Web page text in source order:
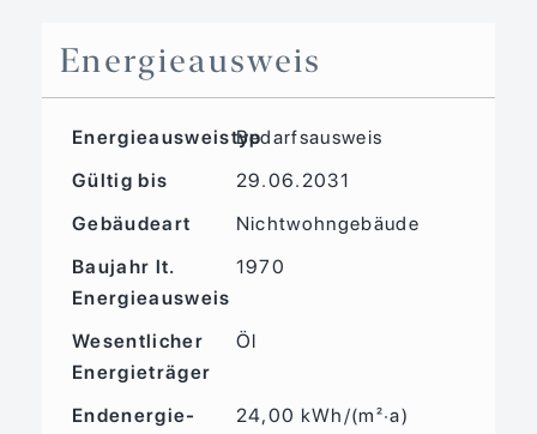
Energieausweis
EnergieausweistypBedarfs­ausweis
Gültig bis
29.06.2031
Gebäudeart
Nichtwohngebäude
Baujahr lt.
Energieausweis
1970
Wesentlicher
Energieträger
Öl
Endenergie­
24,00 kWh/(m²·a)